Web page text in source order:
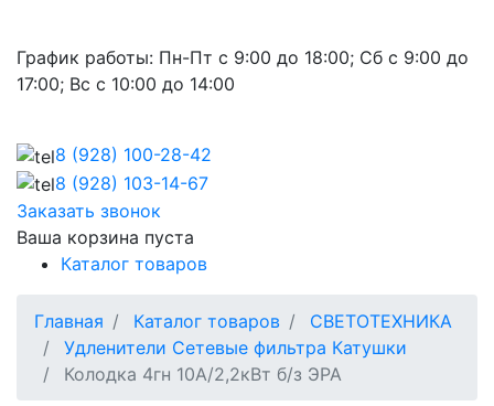
График работы: Пн-Пт с 9:00 до 18:00; Сб с 9:00 до
17:00; Вс с 10:00 до 14:00
8 (928) 100-28-42
8 (928) 103-14-67
Заказать звонок
Ваша корзина пуста
Каталог товаров
Главная Каталог товаров
СВЕТОТЕХНИКА
Удленители Cетевые фильтра Катушки
Колодка 4гн 10А/2,2кВт б/з ЭРА